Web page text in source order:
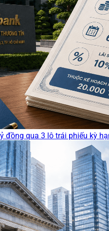
đồng qua 3 lô trái phiếu kỳ